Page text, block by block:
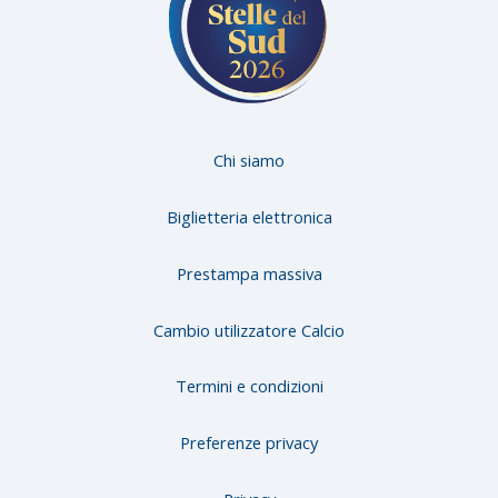
Chi siamo
Biglietteria elettronica
Prestampa massiva
Cambio utilizzatore Calcio
Termini e condizioni
Preferenze privacy